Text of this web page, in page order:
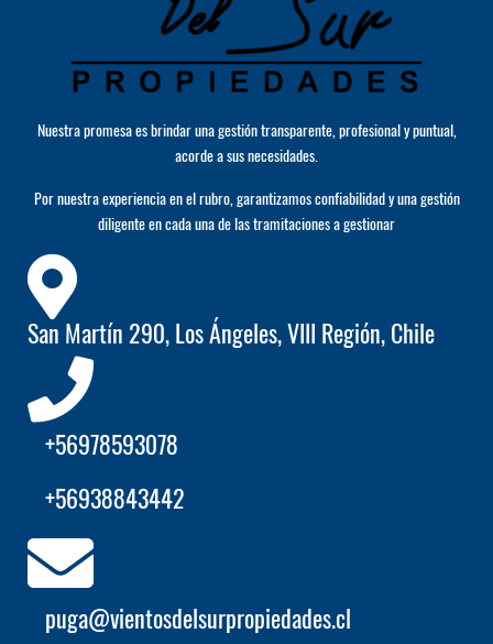
Nuestra promesa es brindar una gestión transparente, profesional y puntual,
acorde a sus necesidades.
Por nuestra experiencia en el rubro, garantizamos confiabilidad y una gestión
diligente en cada una de las tramitaciones a gestionar
San Martín 290, Los Ángeles, VIII Región, Chile
+56978593078
+56938843442
puga@vientosdelsurpropiedades.cl